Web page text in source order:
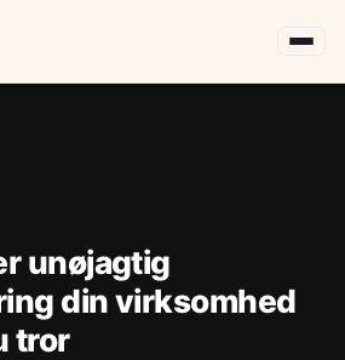
unøjagtig
din virksomhed
tror